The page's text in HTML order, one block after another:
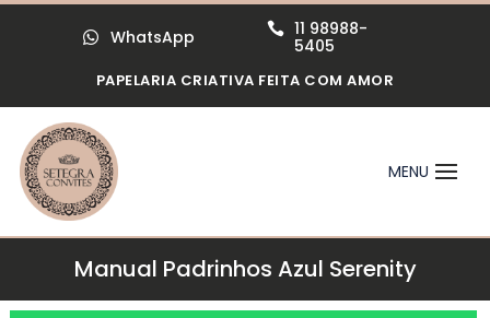
 WhatsApp 
11 98988-
5405
PAPELARIA CRIATIVA FEITA COM AMOR
Manual Padrinhos Azul Serenity